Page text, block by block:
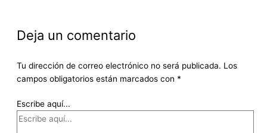
Deja un comentario
Tu dirección de correo electrónico no será publicada. Los
campos obligatorios están marcados con *
Escribe aquí...